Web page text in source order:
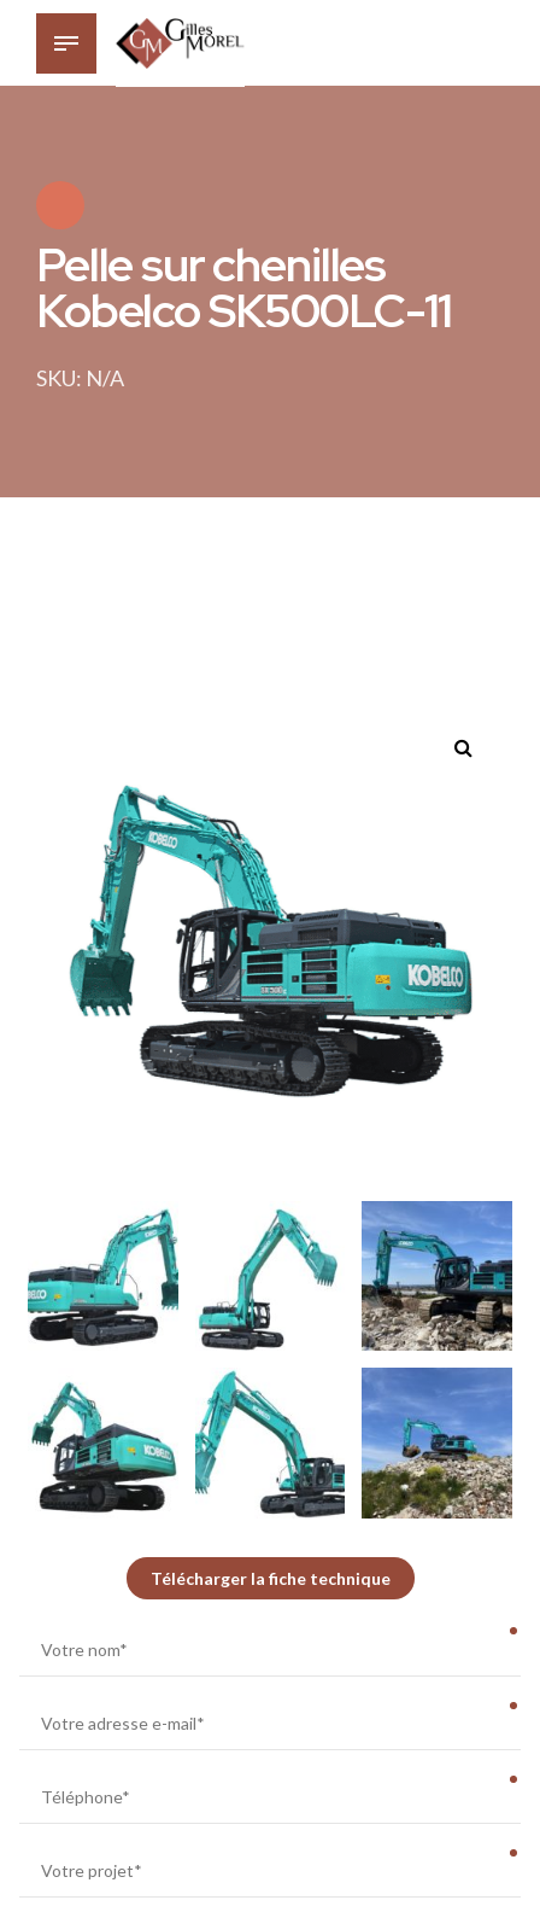
Pelle sur chenilles
Kobelco SK500LC-11
SKU: N/A
Télécharger la fiche technique